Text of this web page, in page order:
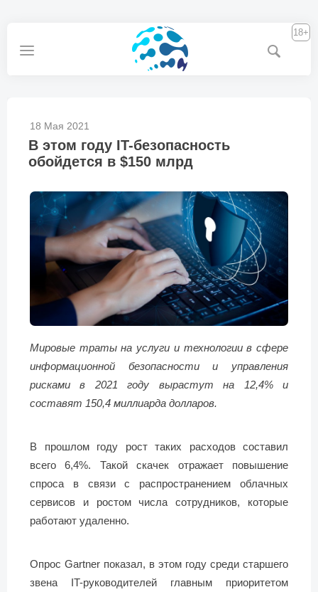
18+
18 Мая 2021
В этом году IT-безопасность
обойдется в $150 млрд
Мировые траты на услуги и технологии в сфере
информационной безопасности и управления
рисками в 2021 году вырастут на 12,4% и
составят 150,4 миллиарда долларов.
В прошлом году рост таких расходов составил
всего 6,4%. Такой скачек отражает повышение
спроса в связи с распространением облачных
сервисов и ростом числа сотрудников, которые
работают удаленно.
Опрос Gartner показал, в этом году среди старшего
звена IT-руководителей главным приоритетом